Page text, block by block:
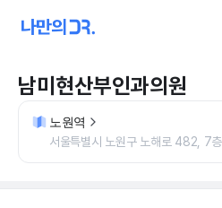
남미현산부인과의원
노원역
서울특별시 노원구 노해로 482, 7